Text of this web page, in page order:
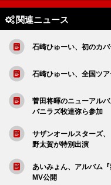
関連ニュース
石崎ひゅーい、初のカ
石崎ひゅーい、全国ツ
菅田将暉のニューアル
バニラズ牧達弥ら参加
サザンオールスターズ
野太賀が特別出演
あいみょん、アルバム
MV公開